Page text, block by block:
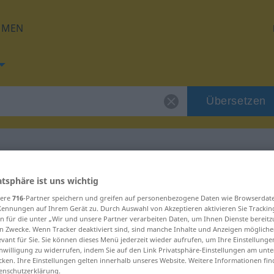
Übersetzen
für "persistente"
ist uns wichtig
716-Partner speichern und greifen auf personenbezogene Daten wie
auf Ihrem Gerät zu. Durch Auswahl von Akzeptieren aktivieren Sie
für die unter „Wir und unsere Partner verarbeiten Daten, um Ihnen Dienste
Zwecke. Wenn Tracker deaktiviert sind, sind manche Inhalte und Anzeigen
für Sie. Sie können dieses Menü jederzeit wieder aufrufen, um Ihre
zu widerrufen, indem Sie auf den Link Privatsphäre-Einstellungen am
Ihre Einstellungen gelten innerhalb unseres Website. Weitere Informationen